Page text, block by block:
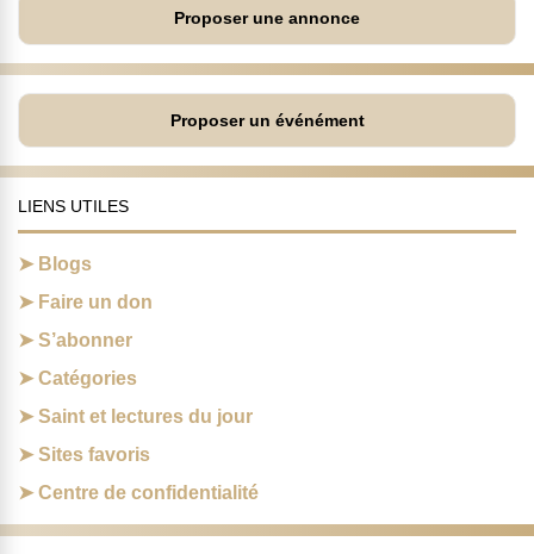
Proposer une annonce
Proposer un événément
LIENS UTILES
Blogs
Faire un don
S’abonner
Catégories
Saint et lectures du jour
Sites favoris
Centre de confidentialité